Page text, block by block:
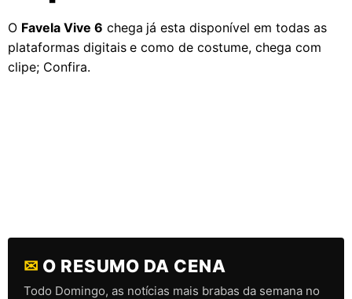
O Favela Vive 6 chega já esta disponível em todas as
plataformas digitais e como de costume, chega com
clipe; Confira.
✉ O RESUMO DA CENA
Todo Domingo, as notícias mais brabas da semana no